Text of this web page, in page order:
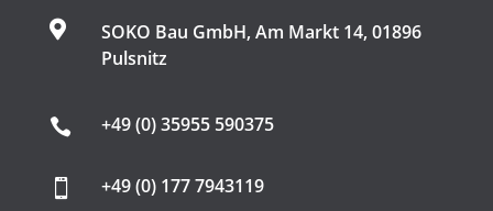

SOKO Bau GmbH, Am Markt 14, 01896
Pulsnitz
 +49 (0) 35955 590375
 +49 (0) 177 7943119